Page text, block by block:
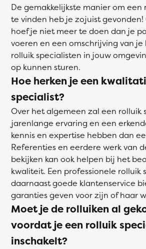
De gemakkelijkste manier om een
te vinden heb je zojuist gevonden!
hoef je niet meer te doen dan je
voeren en een omschrijving van je
rolluik specialisten in jouw
op kunnen sturen.
Hoe herken je een
specialist?
Over het algemeen zal een rolluik
jarenlange ervaring en een
kennis en expertise hebben dan
Referenties en eerdere werk van
bekijken kan ook helpen bij het
kwaliteit. Een professionele rolluik
daarnaast goede klantenservice
garanties geven voor zijn of haar
Moet je de rolluiken al
voordat je een rolluik
inschakelt?